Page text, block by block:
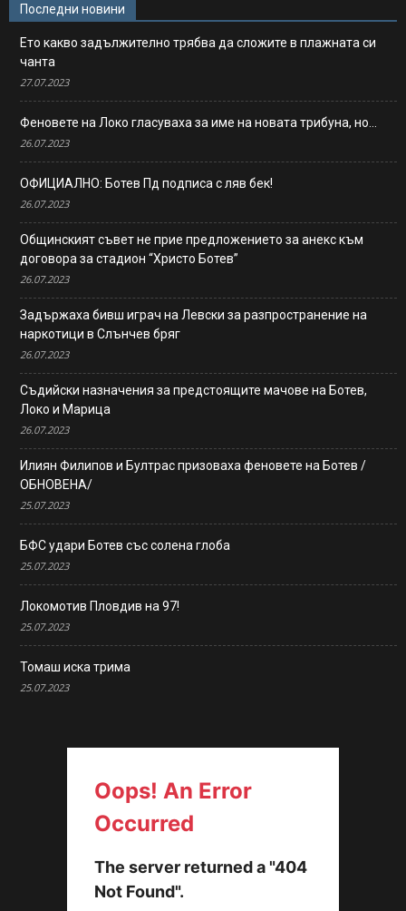
Последни новини
Ето какво задължително трябва да сложите в плажната си
чанта
27.07.2023
Феновете на Локо гласуваха за име на новата трибуна, но…
26.07.2023
ОФИЦИАЛНО: Ботев Пд подписа с ляв бек!
26.07.2023
Общинският съвет не прие предложението за анекс към
договора за стадион “Христо Ботев”
26.07.2023
Задържаха бивш играч на Левски за разпространение на
наркотици в Слънчев бряг
26.07.2023
Съдийски назначения за предстоящите мачове на Ботев,
Локо и Марица
26.07.2023
Илиян Филипов и Бултрас призоваха феновете на Ботев /
ОБНОВЕНА/
25.07.2023
БФС удари Ботев със солена глоба
25.07.2023
Локомотив Пловдив на 97!
25.07.2023
Томаш иска трима
25.07.2023